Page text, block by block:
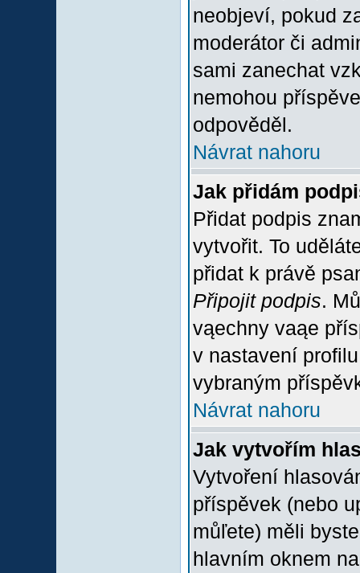
neobjeví, pokud
moderátor či
sami zanechat
nemohou
odpověděl.
Návrat nahoru
Jak přidám
Přidat podpis
vytvořit. To
přidat k právě
Připojit podpis.
vąechny vaąe
v nastavení
vybraným
Návrat nahoru
Jak vytvořím
Vytvoření
příspěvek (nebo
můľete) měli
hlavním oknem